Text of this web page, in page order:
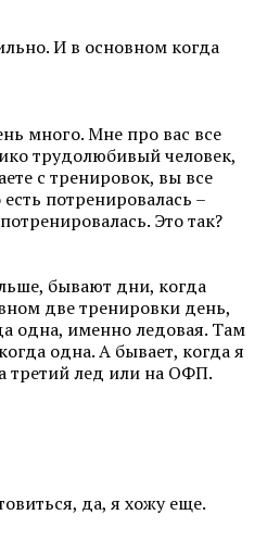
И в основном когда
много. Мне про вас все
трудолюбивый человек,
с тренировок, вы все
потренировалась –
Это так?
бывают дни, когда
две тренировки день,
одна, именно ледовая. Там
одна. А бывает, когда я
третий лед или на ОФП.
да, я хожу еще.